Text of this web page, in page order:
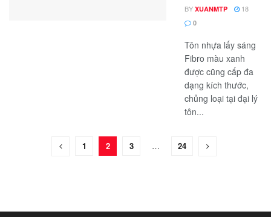
BY XUANMTP 18
0
Tôn nhựa lấy sáng
Fibro màu xanh
được cũng cấp đa
dạng kích thước,
chủng loại tại đại lý
tôn...
1 2 3 … 24